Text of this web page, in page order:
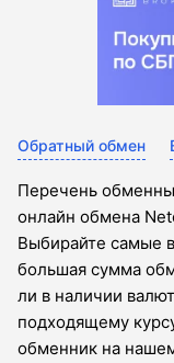
Обратный обмен
Перечень
онлайн обмена
Выбирайте самые
большая сумма
ли в наличии
подходящему
обменник на